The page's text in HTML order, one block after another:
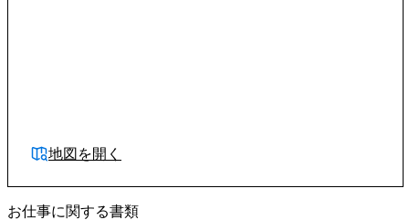
地図を開く
お仕事に関する書類